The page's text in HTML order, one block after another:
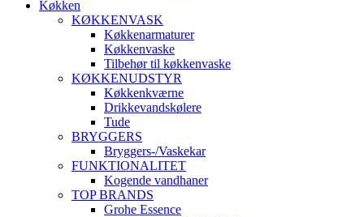
Køkken
KØKKENVASK
Køkkenarmaturer
Køkkenvaske
Tilbehør til køkkenvaske
KØKKENUDSTYR
Køkkenkværne
Drikkevandskølere
Tude
BRYGGERS
Bryggers-/Vaskekar
FUNKTIONALITET
Kogende vandhaner
TOP BRANDS
Grohe Essence